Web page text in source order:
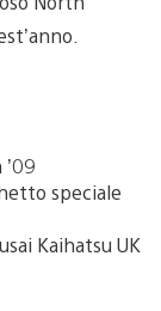
speciale
Kaihatsu UK